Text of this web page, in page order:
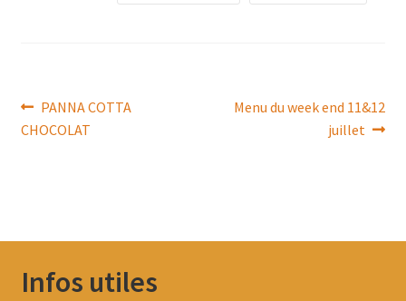
Navigation
de
Article
précédent :
PANNA COTTA
CHOCOLAT
Article
Menu du week end 11&12
juillet
Infos utiles